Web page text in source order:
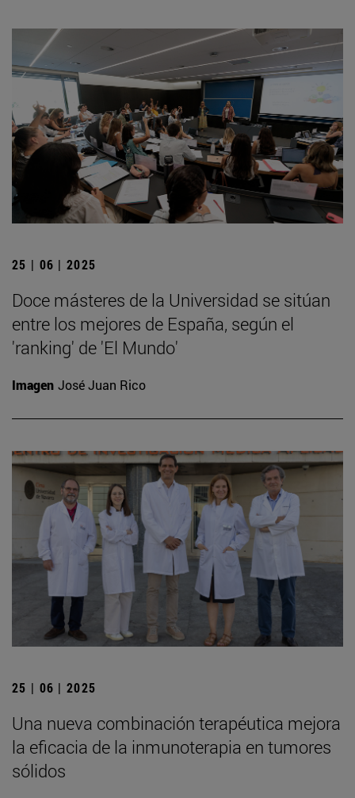
25 | 06 | 2025
Doce másteres de la Universidad se sitúan
entre los mejores de España, según el
'ranking' de 'El Mundo'
Imagen José Juan Rico
25 | 06 | 2025
Una nueva combinación terapéutica mejora
la eficacia de la inmunoterapia en tumores
sólidos